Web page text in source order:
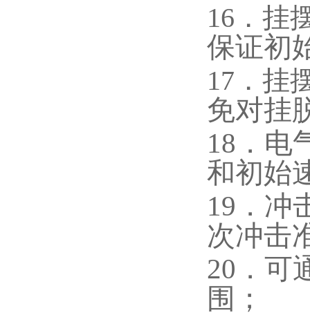
16．挂
保证初
17．挂
免对挂
18．电
和初始
19．冲
次冲击
20．可
围；